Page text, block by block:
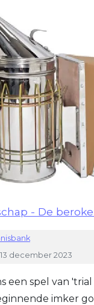
- De
december 2023
een spel van
imker